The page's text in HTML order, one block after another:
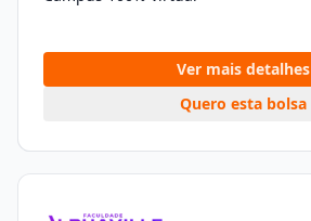
Ver mais detalhes
Quero esta bolsa